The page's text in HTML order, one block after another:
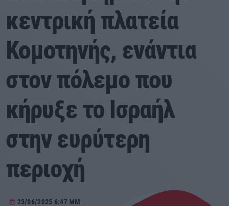
Εκπομπές
Ειδήσεις
Τοπικά Νέα
Αθλητικά
Αγροτικά
Τραγούδια της Θράκης
κεντρική πλατεία
Κομοτηνής, ενάντια
στον πόλεμο που
κήρυξε το Ισραήλ
στην ευρύτερη
περιοχή
today 23/06/2025 6:47 ΜΜ